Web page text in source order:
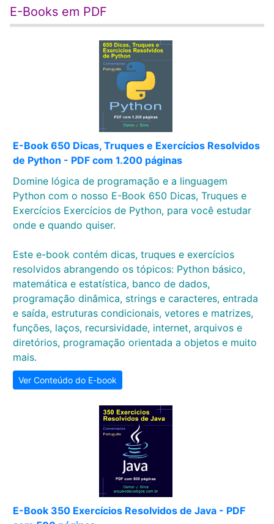
E-Books em PDF
E-Book 650 Dicas, Truques e Exercícios Resolvidos
de Python - PDF com 1.200 páginas
Domine lógica de programação e a linguagem
Python com o nosso E-Book 650 Dicas, Truques e
Exercícios Exercícios de Python, para você estudar
onde e quando quiser.
Este e-book contém dicas, truques e exercícios
resolvidos abrangendo os tópicos: Python básico,
matemática e estatística, banco de dados,
programação dinâmica, strings e caracteres, entrada
e saída, estruturas condicionais, vetores e matrizes,
funções, laços, recursividade, internet, arquivos e
diretórios, programação orientada a objetos e muito
mais.
Ver Conteúdo do E-book
E-Book 350 Exercícios Resolvidos de Java - PDF